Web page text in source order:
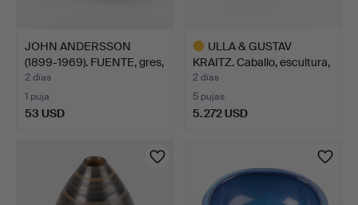
JOHN ANDERSSON
(1899-1969). FUENTE, gres,
…
2 días
1 puja
53 USD
ULLA & GUSTAV
KRAITZ. Caballo, escultura,
…
2 días
5 pujas
5.272 USD